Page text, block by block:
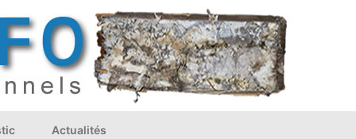
Actualités